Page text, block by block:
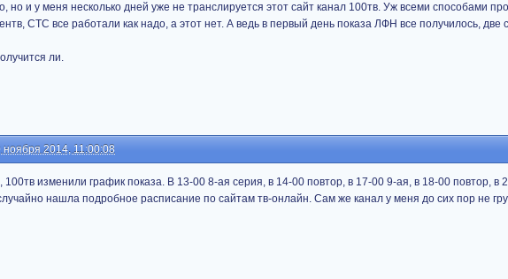
но и у меня несколько дней уже не транслируется этот сайт канал 100тв. Уж всеми способами
СТС все работали как надо, а этот нет. А ведь в первый день показа ЛФН все получилось, две
ли.
ноября 2014, 11:00:08
100тв изменили график показа. В 13-00 8-ая серия, в 14-00 повтор, в 17-00 9-ая, в 18-00 повтор, в
нашла подробное расписание по сайтам тв-онлайн. Сам же канал у меня до сих пор не